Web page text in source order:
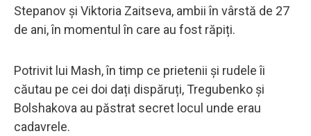
Stepanov și Viktoria Zaitseva, ambii în vârstă de 27
de ani, în momentul în care au fost răpiți.
Potrivit lui Mash, în timp ce prietenii și rudele îi
căutau pe cei doi dați dispăruți, Tregubenko și
Bolshakova au păstrat secret locul unde erau
cadavrele.